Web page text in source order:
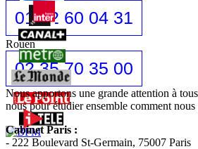
01 42 60 04 31
Rouen
02 35 70 35 00
Nous apportons une grande attention à
nous pour étudier ensemble comment
Cabinet Paris :
- 222 Boulevard St-Germain, 75007 Paris